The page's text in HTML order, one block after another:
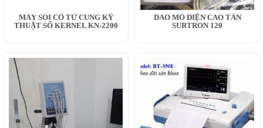
MÁY SOI CỔ TỬ CUNG KỸ
THUẬT SỐ KERNEL KN-2200
DAO MỔ ĐIỆN CAO TẦN
SURTRON 120